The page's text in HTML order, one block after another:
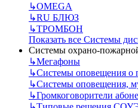
↳OMEGA
↳RU БЛЮЗ
↳ТРОМБОН
Показать все Системы
Системы охрано-
↳Мегафоны
↳Системы оповещения о
↳Системы оповещения,
↳Громкоговорители